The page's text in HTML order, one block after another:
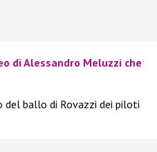
di Alessandro Meluzzi che
del ballo di Rovazzi dei piloti